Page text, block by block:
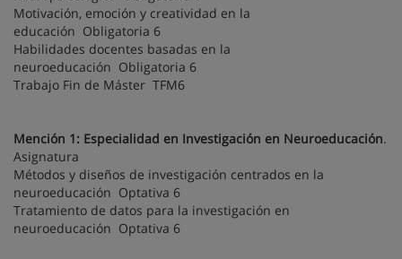
Motivación, emoción y creatividad en la
educación Obligatoria 6
Habilidades docentes basadas en la
neuroeducación Obligatoria 6
Trabajo Fin de Máster TFM6
Mención 1: Especialidad en Investigación en Neuroeducación.
Asignatura
Métodos y diseños de investigación centrados en la
neuroeducación Optativa 6
Tratamiento de datos para la investigación en
neuroeducación Optativa 6